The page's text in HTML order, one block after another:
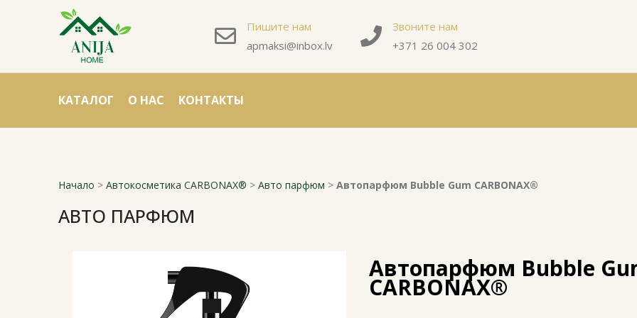
Пишите нам
apmaksi@inbox.lv
Звоните нам
+371 26 004 302
КАТАЛОГ О НАС КОНТАКТЫ
Начало > Автокосметика CARBONAX® > Авто парфюм > Автопарфюм Bubble Gum CARBONAX®
АВТО ПАРФЮМ
Автопарфюм Bubble
CARBONAX®